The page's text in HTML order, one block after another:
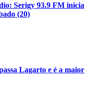
Serigy 93.9 FM inicia
(20)
Lagarto e é a maior